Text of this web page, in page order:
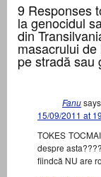
9 Responses
la genocidul
din
masacrului
pe stradă sau
Fanu
15/09/2011 at
TOKES
despre
fiindcă NU are